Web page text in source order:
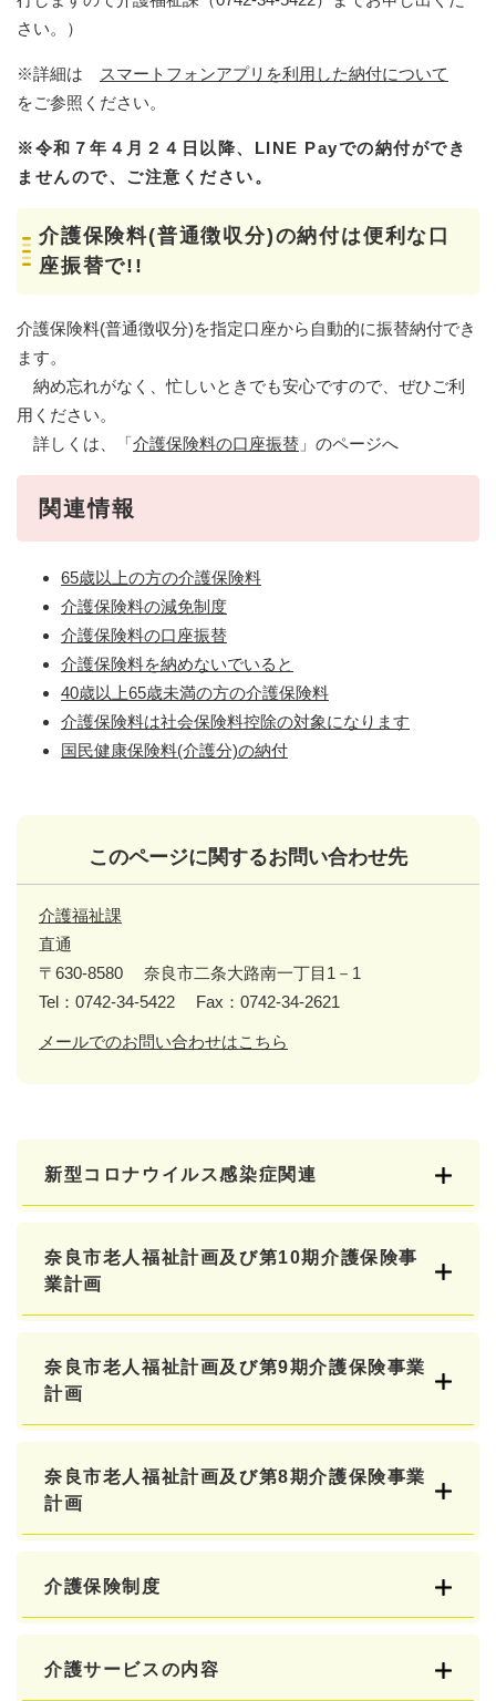
さい。）
※詳細は
スマートフォンアプリを利用した納付について
をご参照ください。
※令和７年４月２４日以降、LINE Payでの納付ができ
ませんので、ご注意ください。
介護保険料(普通徴収分)の納付は便利な口
座振替で!!
介護保険料(普通徴収分)を指定口座から自動的に振替納付でき
ます。
納め忘れがなく、忙しいときでも安心ですので、ぜひご利
用ください。
詳しくは、「介護保険料の口座振替 」のページへ
関連情報
65歳以上の方の介護保険料
介護保険料の減免制度
介護保険料の口座振替
介護保険料を納めないでいると
40歳以上65歳未満の方の介護保険料
介護保険料は社会保険料控除の対象になります
国民健康保険料(介護分)の納付
このページに関するお問い合わせ先
介護福祉課
直通
〒630-8580
奈良市二条大路南一丁目1－1
Tel：0742-34-5422
Fax：0742-34-2621
メールでのお問い合わせはこちら
新型コロナウイルス感染症関連
奈良市老人福祉計画及び第10期介護保険事
業計画
奈良市老人福祉計画及び第9期介護保険事業
計画
奈良市老人福祉計画及び第8期介護保険事業
計画
介護保険制度
介護サービスの内容